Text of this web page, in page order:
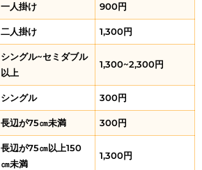
一人掛け 900円
二人掛け 1,300円
シングル~セミダブル
以上
1,300~2,300円
シングル 300円
長辺が75㎝未満 300円
長辺が75㎝以上150
㎝未満
1,300円